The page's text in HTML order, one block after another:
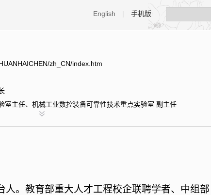
English | 手机版
zh_CN/index.htm
室主任、机械工业数控装备可靠性技术重点实验室 副主任
人。教育部重大人才工程校企联聘学者、中组部